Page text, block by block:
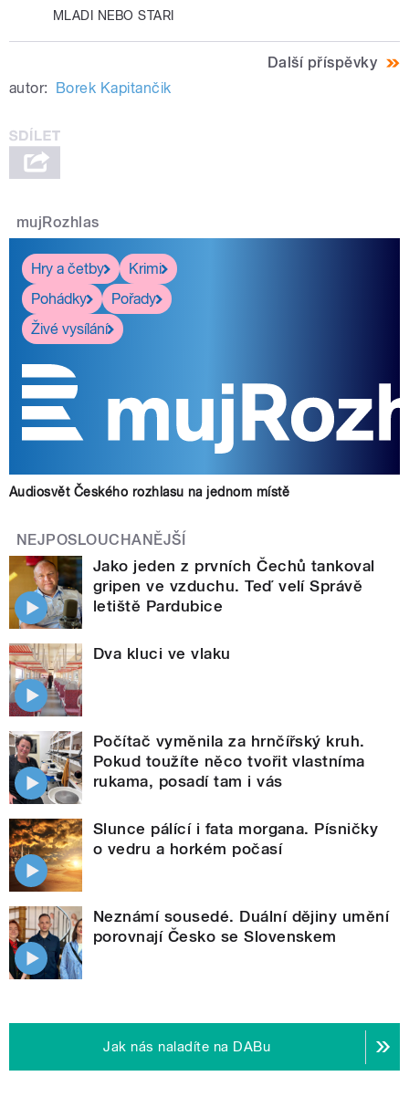
MLADI NEBO STARI
Další příspěvky
autor: Borek Kapitančik
mujRozhlas
Hry a četby
Krimi
Pohádky
Pořady
Živé vysílání
Audiosvět Českého rozhlasu na jednom místě
NEJPOSLOUCHANĚJŠÍ
Jako jeden z prvních Čechů tankoval
gripen ve vzduchu. Teď velí Správě
letiště Pardubice
Dva kluci ve vlaku
Počítač vyměnila za hrnčířský kruh.
Pokud toužíte něco tvořit vlastníma
rukama, posadí tam i vás
Slunce pálící i fata morgana. Písničky
o vedru a horkém počasí
Neznámí sousedé. Duální dějiny umění
porovnají Česko se Slovenskem
Jak nás naladíte na DABu